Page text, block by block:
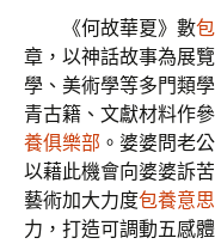
《何故華夏》數
章，以神話故事為展
學、美術學等多門類
青古籍、文獻材料作
養俱樂部 。婆婆問老
以藉此機會向婆婆訴
藝術加大力度包養意思
力，打造可調動五感